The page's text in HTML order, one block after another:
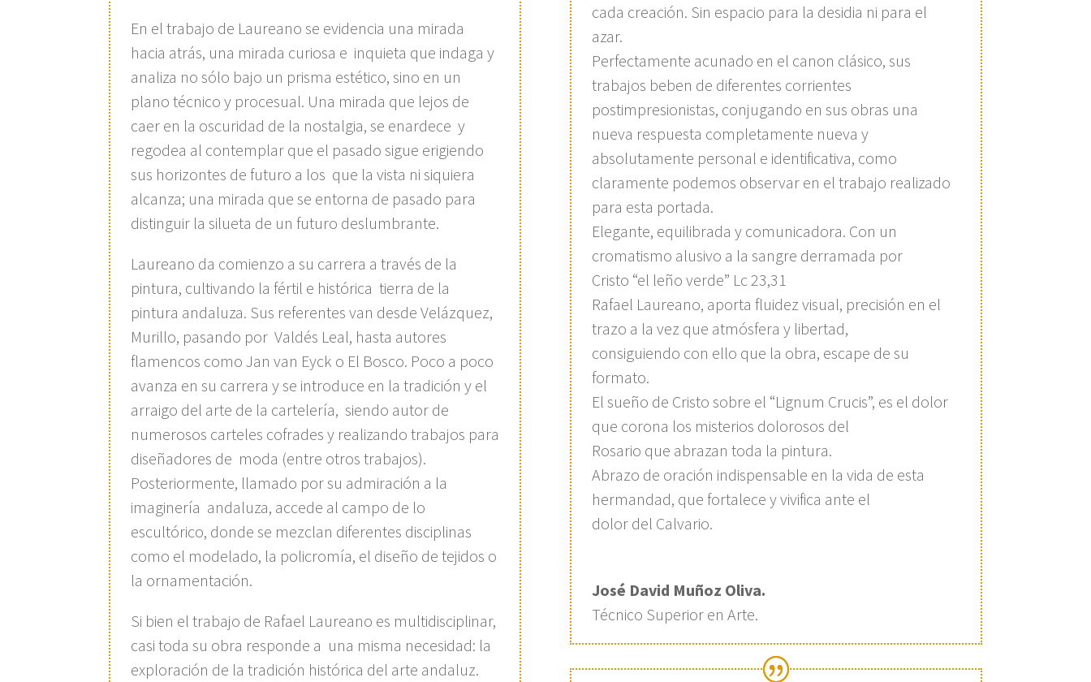
En el trabajo de Laureano se evidencia una mirada
hacia atrás, una mirada curiosa e inquieta que indaga y
analiza no sólo bajo un prisma estético, sino en un
plano técnico y procesual. Una mirada que lejos de
caer en la oscuridad de la nostalgia, se enardece y
regodea al contemplar que el pasado sigue erigiendo
sus horizontes de futuro a los que la vista ni siquiera
alcanza; una mirada que se entorna de pasado para
distinguir la silueta de un futuro deslumbrante.
Laureano da comienzo a su carrera a través de la
pintura, cultivando la fértil e histórica tierra de la
pintura andaluza. Sus referentes van desde Velázquez,
Murillo, pasando por Valdés Leal, hasta autores
flamencos como Jan van Eyck o El Bosco. Poco a poco
avanza en su carrera y se introduce en la tradición y el
arraigo del arte de la cartelería, siendo autor de
numerosos carteles cofrades y realizando trabajos para
diseñadores de moda (entre otros trabajos).
Posteriormente, llamado por su admiración a la
imaginería andaluza, accede al campo de lo
escultórico, donde se mezclan diferentes disciplinas
como el modelado, la policromía, el diseño de tejidos o
la ornamentación.
Si bien el trabajo de Rafael Laureano es multidisciplinar,
casi toda su obra responde a una misma necesidad: la
exploración de la tradición histórica del arte andaluz.
cada creación. Sin espacio para la desidia ni para el
azar.
Perfectamente acunado en el canon clásico, sus
trabajos beben de diferentes corrientes
postimpresionistas, conjugando en sus obras una
nueva respuesta completamente nueva y
absolutamente personal e identificativa, como
claramente podemos observar en el trabajo realizado
para esta portada.
Elegante, equilibrada y comunicadora. Con un
cromatismo alusivo a la sangre derramada por
Cristo “el leño verde” Lc 23,31
Rafael Laureano, aporta fluidez visual, precisión en el
trazo a la vez que atmósfera y libertad,
consiguiendo con ello que la obra, escape de su
formato.
El sueño de Cristo sobre el “Lignum Crucis”, es el dolor
que corona los misterios dolorosos del
Rosario que abrazan toda la pintura.
Abrazo de oración indispensable en la vida de esta
hermandad, que fortalece y vivifica ante el
dolor del Calvario.
José David Muñoz Oliva.
Técnico Superior en Arte.